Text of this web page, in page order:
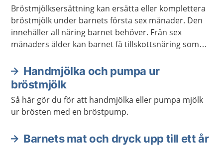
Bröstmjölksersättning kan ersätta eller komplettera
bröstmjölk under barnets första sex månader. Den
innehåller all näring barnet behöver. Från sex
månaders ålder kan barnet få tillskottsnäring som
Handmjölka och pumpa ur
bröstmjölk
Så här gör du för att handmjölka eller pumpa mjölk
ur brösten med en bröstpump.
Barnets mat och dryck upp till ett år